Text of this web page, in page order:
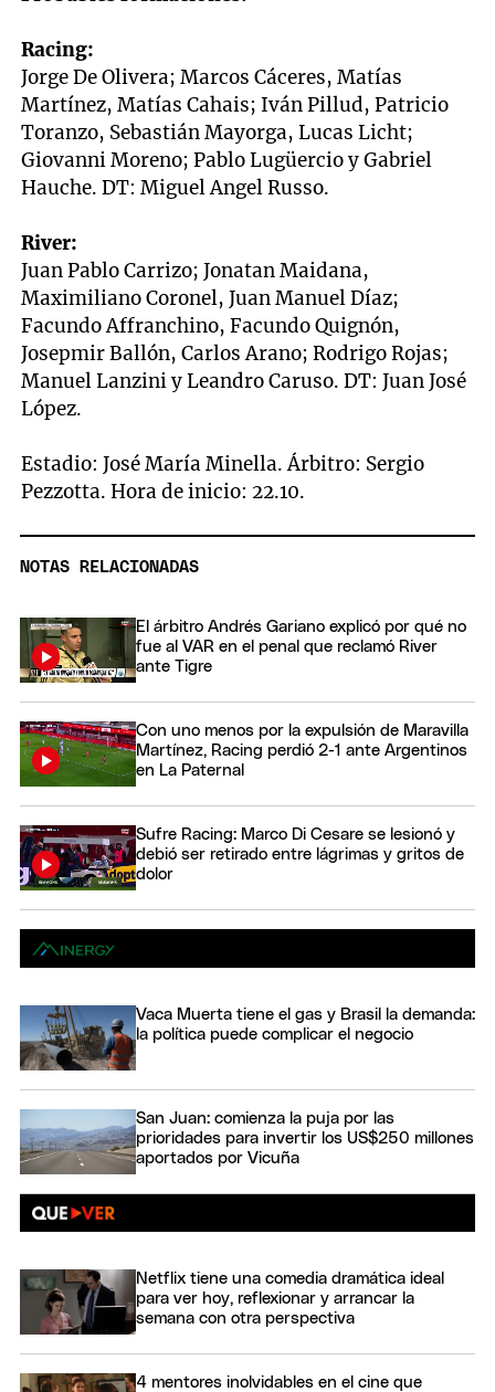
Racing:
Jorge De Olivera; Marcos Cáceres, Matías
Martínez, Matías Cahais; Iván Pillud, Patricio
Toranzo, Sebastián Mayorga, Lucas Licht;
Giovanni Moreno; Pablo Lugüercio y Gabriel
Hauche. DT: Miguel Angel Russo.
River:
Juan Pablo Carrizo; Jonatan Maidana,
Maximiliano Coronel, Juan Manuel Díaz;
Facundo Affranchino, Facundo Quignón,
Josepmir Ballón, Carlos Arano; Rodrigo Rojas;
Manuel Lanzini y Leandro Caruso. DT: Juan José
López.
Estadio: José María Minella. Árbitro: Sergio
Pezzotta. Hora de inicio: 22.10.
NOTAS RELACIONADAS
El árbitro Andrés Gariano explicó por qué no
fue al VAR en el penal que reclamó River
ante Tigre
Con uno menos por la expulsión de Maravilla
Martínez, Racing perdió 2-1 ante Argentinos
en La Paternal
Sufre Racing: Marco Di Cesare se lesionó y
debió ser retirado entre lágrimas y gritos de
dolor
Vaca Muerta tiene el gas y Brasil la demanda:
la política puede complicar el negocio
San Juan: comienza la puja por las
prioridades para invertir los US$250 millones
aportados por Vicuña
Netflix tiene una comedia dramática ideal
para ver hoy, reflexionar y arrancar la
semana con otra perspectiva
4 mentores inolvidables en el cine que